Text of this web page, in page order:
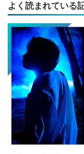
よく読まれている